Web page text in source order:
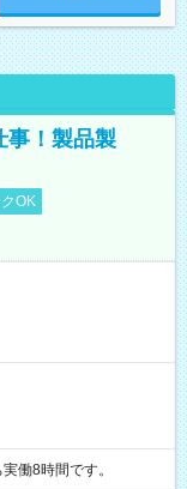
事！製品製
OK
※表記のうち実働8時間です。